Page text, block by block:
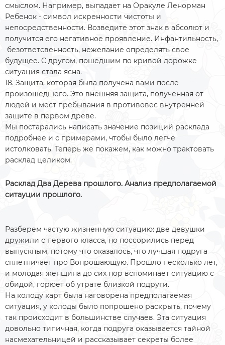
смыслом. Например, выпадает на Оракуле Ленорман
Ребенок - символ искренности чистоты и
непосредственности. Возведите этот знак в абсолют и
получится его негативное проявление. Инфантильность,
безответсвенность, нежелание определять свое
будущее. С другом, пошедшим по кривой дорожке
ситуация стала ясна.
18. Защита, которая была получена вами после
произошедшего. Это внешняя защита, полученная от
людей и мест пребывания в противовес внутренней
защите в первом древе.
Мы постарались написать значение позиций расклада
подробнее и с примерами, чтобы было легче
истолковать. Теперь же покажем, как можно трактовать
расклад целиком.
Расклад Два Дерева прошлого. Анализ предполагаемой
ситауции прошлого.
Разберем частую жизненную ситуацию: две девушки
дружили с первого класса, но поссорились перед
выпускным, потому что оказалось, что лучшая подруга
сплетничает про Вопрошающую. Прошло несколько лет,
и молодая женщина до сих пор вспоминает ситуацию с
обидой, горюет об утрате близкой подруги.
На колоду карт была наговорена предполагаемая
ситуация, у колоды было попрошено раскрыть, почему
так происходит в большинстве случаев. Эта ситуация
довольно типичная, когда подруга оказывается тайной
насмехательницей и рассказывает секреты более